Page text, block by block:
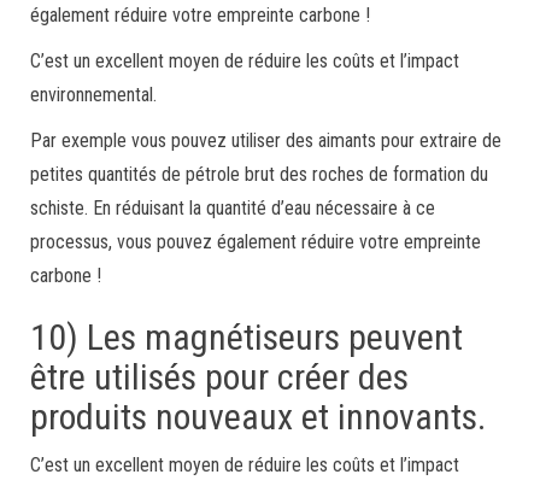
également réduire votre empreinte carbone !
C’est un excellent moyen de réduire les coûts et l’impact
environnemental.
Par exemple vous pouvez utiliser des aimants pour extraire de
petites quantités de pétrole brut des roches de formation du
schiste. En réduisant la quantité d’eau nécessaire à ce
processus, vous pouvez également réduire votre empreinte
carbone !
10) Les magnétiseurs peuvent
être utilisés pour créer des
produits nouveaux et innovants.
C’est un excellent moyen de réduire les coûts et l’impact